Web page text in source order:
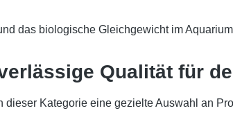
das biologische Gleichgewicht im
Qualität für
dieser Kategorie eine gezielte Auswahl an